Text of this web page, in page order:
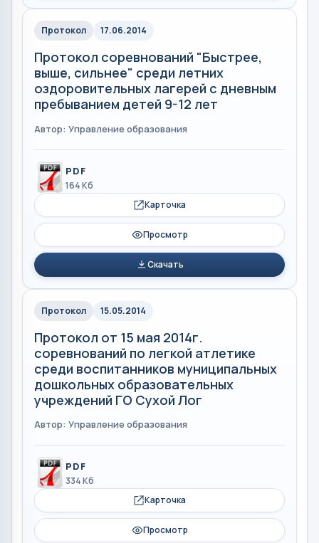
Протокол 17.06.2014
Протокол соревнований "Быстрее,
выше, сильнее" среди летних
оздоровительных лагерей с дневным
пребыванием детей 9-12 лет
Автор: Управление образования
PDF
164 Кб
Карточка
Просмотр
Скачать
Протокол 15.05.2014
Протокол от 15 мая 2014г.
соревнований по легкой атлетике
среди воспитанников муниципальных
дошкольных образовательных
учреждений ГО Сухой Лог
Автор: Управление образования
PDF
334 Кб
Карточка
Просмотр